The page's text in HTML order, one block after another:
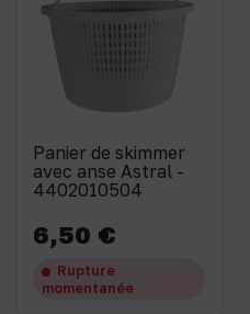
Panier de skimmer
avec anse Astral -
4402010504
Prix
6,50 €
Rupture
momentanée